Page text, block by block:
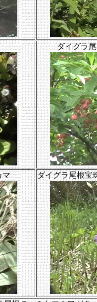
ダイグラ
マ ダイグラ尾根